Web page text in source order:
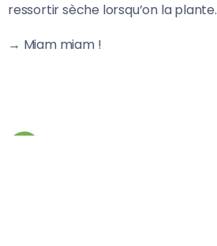
ressortir sèche lorsqu’on la plante.
→ Miam miam !